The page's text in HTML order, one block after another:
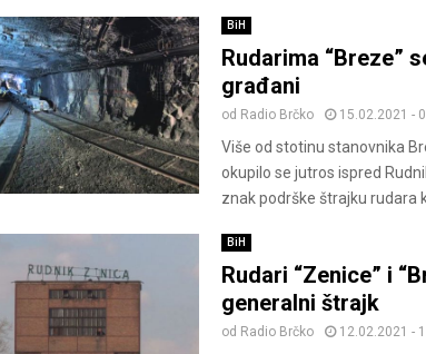
BiH
Rudarima “Breze”
građani
od Radio Brčko 15.02.2021 -
Više od stotinu stanovnika
okupilo se jutros ispred
znak podrške štrajku rudara
BiH
Rudari “Zenicе” i
generalni štrajk
od Radio Brčko 12.02.2021 -